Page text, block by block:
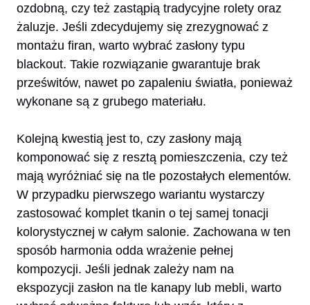
ozdobną, czy też zastąpią tradycyjne rolety oraz
żaluzje. Jeśli zdecydujemy się zrezygnować z
montażu firan, warto wybrać zasłony typu
blackout. Takie rozwiązanie gwarantuje brak
prześwitów, nawet po zapaleniu światła, ponieważ
wykonane są z grubego materiału.
Kolejną kwestią jest to, czy zasłony mają
komponować się z resztą pomieszczenia, czy też
mają wyróżniać się na tle pozostałych elementów.
W przypadku pierwszego wariantu wystarczy
zastosować komplet tkanin o tej samej tonacji
kolorystycznej w całym salonie. Zachowana w ten
sposób harmonia odda wrażenie pełnej
kompozycji. Jeśli jednak zależy nam na
ekspozycji zasłon na tle kanapy lub mebli, warto